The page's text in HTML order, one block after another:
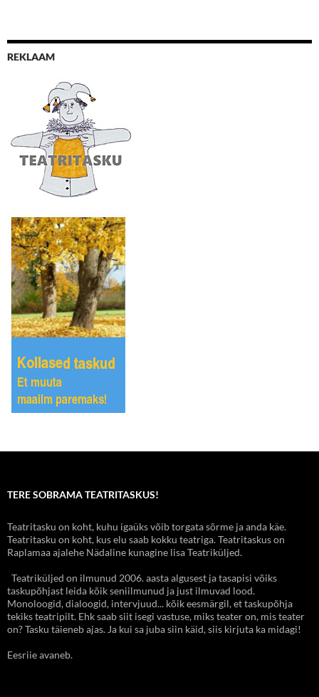
REKLAAM
TERE SOBRAMA TEATRITASKUS!
Teatritasku on koht, kuhu igaüks võib torgata sõrme ja anda käe.
Teatritasku on koht, kus elu saab kokku teatriga. Teatritaskus on
Raplamaa ajalehe Nädaline kunagine lisa Teatriküljed.
Teatriküljed on ilmunud 2006. aasta algusest ja tasapisi võiks
taskupõhjast leida kõik seniilmunud ja just ilmuvad lood.
Monoloogid, dialoogid, intervjuud... kõik eesmärgil, et taskupõhja
tekiks teatripilt. Ehk saab siit isegi vastuse, miks teater on, mis teater
on? Tasku täieneb ajas. Ja kui sa juba siin käid, siis kirjuta ka midagi!
Eesriie avaneb.